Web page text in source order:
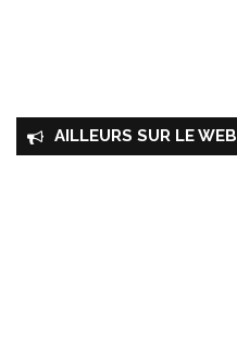
AILLEURS SUR LE WEB